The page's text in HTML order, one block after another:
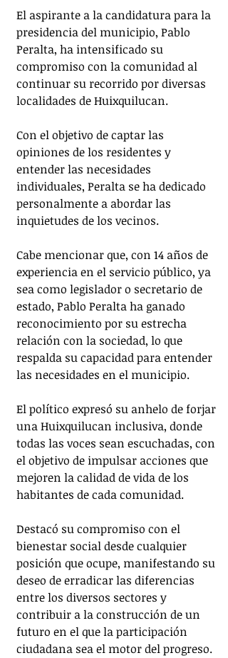
El aspirante a la candidatura para la
presidencia del municipio, Pablo
Peralta, ha intensificado su
compromiso con la comunidad al
continuar su recorrido por diversas
localidades de Huixquilucan.
Con el objetivo de captar las
opiniones de los residentes y
entender las necesidades
individuales, Peralta se ha dedicado
personalmente a abordar las
inquietudes de los vecinos.
Cabe mencionar que, con 14 años de
experiencia en el servicio público, ya
sea como legislador o secretario de
estado, Pablo Peralta ha ganado
reconocimiento por su estrecha
relación con la sociedad, lo que
respalda su capacidad para entender
las necesidades en el municipio.
El político expresó su anhelo de forjar
una Huixquilucan inclusiva, donde
todas las voces sean escuchadas, con
el objetivo de impulsar acciones que
mejoren la calidad de vida de los
habitantes de cada comunidad.
Destacó su compromiso con el
bienestar social desde cualquier
posición que ocupe, manifestando su
deseo de erradicar las diferencias
entre los diversos sectores y
contribuir a la construcción de un
futuro en el que la participación
ciudadana sea el motor del progreso.